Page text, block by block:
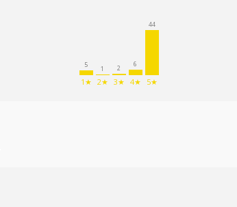
5
1★
1
2★
2
3★
6
4★
44
5★